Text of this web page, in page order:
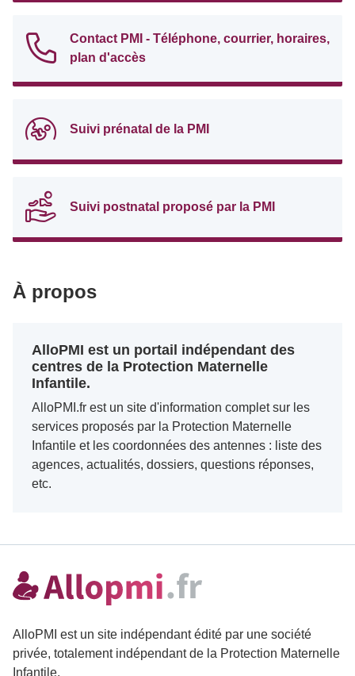
Contact PMI - Téléphone, courrier, horaires,
plan d'accès
Suivi prénatal de la PMI
Suivi postnatal proposé par la PMI
À propos
AlloPMI est un portail indépendant des
centres de la Protection Maternelle
Infantile.
AlloPMI.fr est un site d'information complet sur les
services proposés par la Protection Maternelle
Infantile et les coordonnées des antennes : liste des
agences, actualités, dossiers, questions réponses,
etc.
AlloPMI est un site indépendant édité par une société
privée, totalement indépendant de la Protection Maternelle
Infantile.